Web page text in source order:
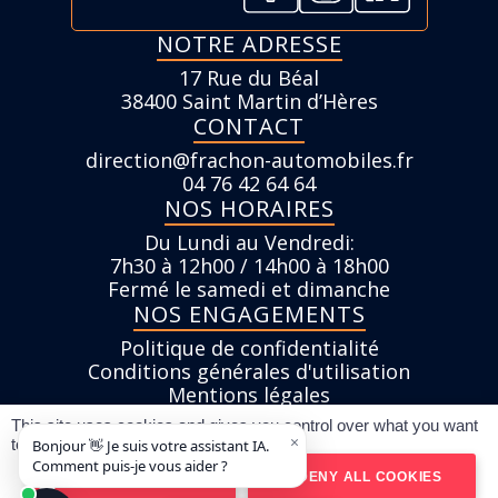
NOTRE ADRESSE
17 Rue du Béal
38400 Saint Martin d’Hères
CONTACT
direction@frachon-automobiles.fr
04 76 42 64 64
NOS HORAIRES
Du Lundi au Vendredi:
7h30 à 12h00 / 14h00 à 18h00
Fermé le samedi et dimanche
NOS ENGAGEMENTS
Politique de confidentialité
Conditions générales d'utilisation
Mentions légales
Pour les trajets courts, privilégiez la marche
ou le vélo #SeDéplacerMoinsPolluer
Réalisé par SPIDERVO
This site uses cookies and gives you control over what you want
to activate
OK, ACCEPT ALL DENY ALL COOKIES